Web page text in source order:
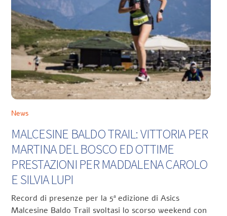
News
MALCESINE BALDO TRAIL: VITTORIA PER
MARTINA DEL BOSCO ED OTTIME
PRESTAZIONI PER MADDALENA CAROLO
E SILVIA LUPI
Record di presenze per la 5ª edizione di Asics
Malcesine Baldo Trail svoltasi lo scorso weekend con